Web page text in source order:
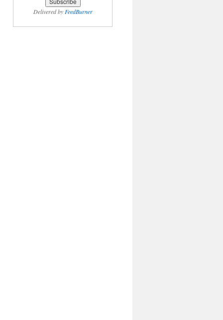
Delivered by FeedBurner